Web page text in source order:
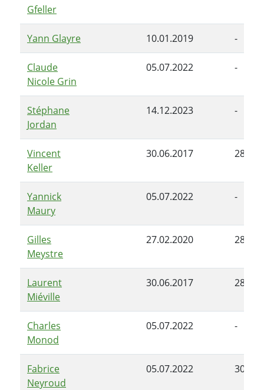
Gfeller
Yann Glayre 10.01.2019 -
Claude
Nicole Grin
05.07.2022 -
Stéphane
Jordan
14.12.2023 -
Vincent
Keller
30.06.2017
Yannick
Maury
05.07.2022 -
Gilles
Meystre
27.02.2020
Laurent
Miéville
30.06.2017
Charles
Monod
05.07.2022 -
Fabrice
Neyroud
05.07.2022